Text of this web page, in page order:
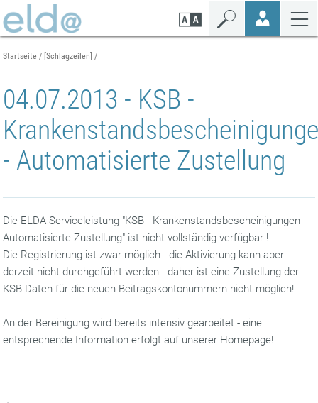
Seiteninhalt
springen
Navigation
springen
Mobilen
Navigation
springen
Startseite [Schlagzeilen]
04.07.2013 - KSB -
- Automatisierte Zustellung
Die ELDA-Serviceleistung "KSB - Krankenstandsbescheinigungen -
Automatisierte Zustellung" ist nicht vollständig verfügbar !
Die Registrierung ist zwar möglich - die Aktivierung kann aber
derzeit nicht durchgeführt werden - daher ist eine Zustellung der
KSB-Daten für die neuen Beitragskontonummern nicht möglich!
An der Bereinigung wird bereits intensiv gearbeitet - eine
entsprechende Information erfolgt auf unserer Homepage!